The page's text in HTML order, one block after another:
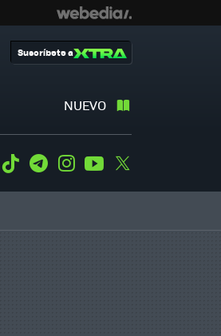
NUEVO
Suscríbete a
WhatsApp
Tiktok TelegramInstagramYoutube